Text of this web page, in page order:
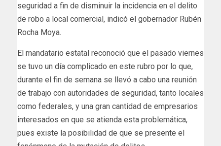
seguridad a fin de disminuir la incidencia en el delito
de robo a local comercial, indicó el gobernador Rubén
Rocha Moya.
El mandatario estatal reconoció que el pasado viernes
se tuvo un día complicado en este rubro por lo que,
durante el fin de semana se llevó a cabo una reunión
de trabajo con autoridades de seguridad, tanto locales
como federales, y una gran cantidad de empresarios
interesados en que se atienda esta problemática,
pues existe la posibilidad de que se presente el